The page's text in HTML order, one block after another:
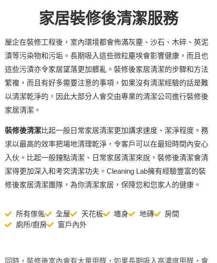
家居裝修後清潔服務
屋企在裝修工程後，室內環境都會佈滿灰塵、沙石、木碎、英泥
漬等污染物和污垢。長期吸入這些微粒塵埃會影響健康，而且也
這些污漬亦令家居望落更加髒亂。裝修後家居清潔的步驟和方法
繁複，而且有好多需要注意的事項，如果沒有清潔經驗的話是難
以清潔乾淨的，因此大部分人會交由專業的清潔公司進行裝修後
家居清潔。
裝修後清潔比起一般日常家居清潔更加講求速度、潔淨程度。務
求以最高的效率把場地清理乾淨，令客戶可以在最短時間內安心
入伙。比起一般鐘點清潔、日常家居清潔來說，裝修後清潔會清
潔得更加深入和考究清潔功夫。Cleaning Lab擁有經驗豐富的裝
修後家居清潔團隊，為你清潔家居，保障您和您家人的健康。
所有傢俬 全屋 天花板 墻身 地磚
房間
廁所/廚房
窗戶內外
同時，裝修後室內會有大量甲醛，如果長期吸入高濃度甲醛，會